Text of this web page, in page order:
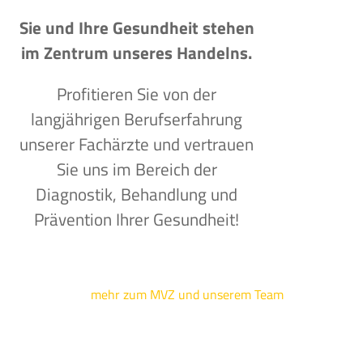
Sie und Ihre Gesundheit stehen
im Zentrum unseres Handelns.
Profitieren Sie von der
langjährigen Berufserfahrung
unserer Fachärzte und vertrauen
Sie uns im Bereich der
Diagnostik, Behandlung und
Prävention Ihrer Gesundheit!
mehr zum MVZ und unserem Team